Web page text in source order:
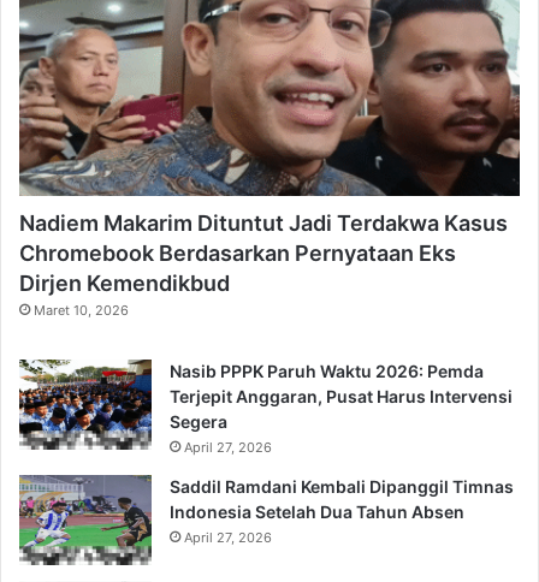
Nadiem Makarim Dituntut Jadi Terdakwa Kasus
Chromebook Berdasarkan Pernyataan Eks
Dirjen Kemendikbud
Maret 10, 2026
Nasib PPPK Paruh Waktu 2026: Pemda
Terjepit Anggaran, Pusat Harus Intervensi
Segera
April 27, 2026
Saddil Ramdani Kembali Dipanggil Timnas
Indonesia Setelah Dua Tahun Absen
April 27, 2026